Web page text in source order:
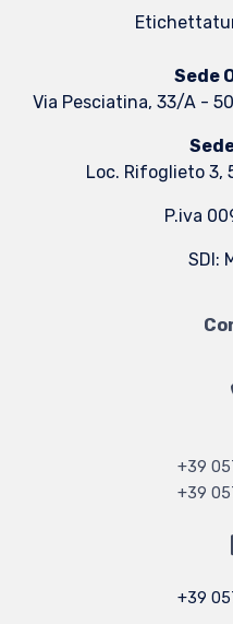
Sede
Via Pesciatina, 33/A -
Loc. Rifoglieto 3,
P.iva
SDI:
+39
+39
+39